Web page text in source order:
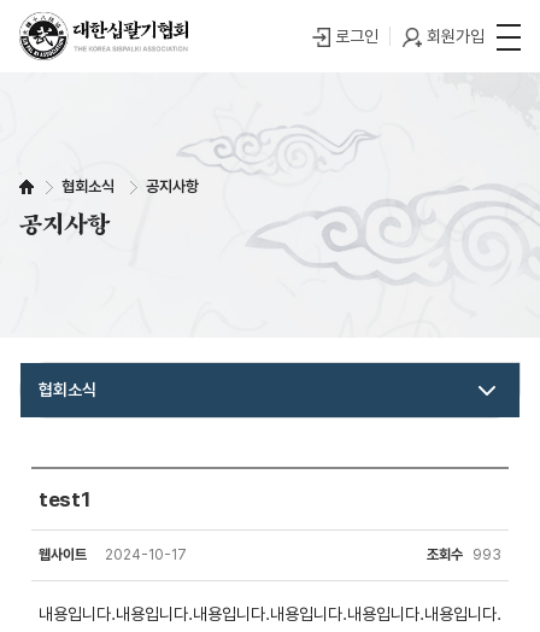
로그인 회원가입
협회소식 공지사항
공지사항
협회소식
test1
웹사이트 2024-10-17 조회수 993
내용입니다.내용입니다.내용입니다.내용입니다.내용입니다.내용입니다.